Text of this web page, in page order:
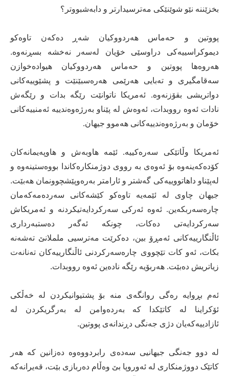
بخزێننە نێو شوێنێکی مەترسیدارتر و دابەشبووتر؟
پووتین و حەماس هەردووکیان شەڕ دەکەن تاوەکو
دیموکراسییەکی دراوسێی خۆیان لەسەر نەخشە بسڕنەوە.
هەروەها پووتین و حەماس هەردووکیان هیوادەخوازن
سەقامگیری و تەبایی هەرێمی هەرەسبێنێت و پشێوییەکانی
دواتریشی بقۆزنەوە. ئەمریکا ناتوانێت رێگە بدات و رێگەش
نادات ئەوە رووبدات، ئەوەش لە پێناو بەرژەوەندییە ئەمنییەکانی
خۆمان و بەرژەوەندییەکانی هەموو جیهان.
ئەمریکا وڵاتێکی سەرەکییە. ئێمە هاوبەش و هاوپەیمانەکان
کۆدەکەینەوە بۆ ئەوەی بە رووی دوژمنکارەکاندا بووەستینەوە و
لەپێناو داهاتووییەکی گەشتر و ئارامتر بەرەوپێشچوونمان هەبێت.
جیهان چاوی لە ئێمەیە تاوەکو کێشەکانی سەردەمەکەمان
چارەسەربکەین. ئەوە ئەرکی سەرکردایەتیکردنە و ئەمریکاش
سەرکردایەتی دەکات، چونکە ئەگەر دەستبەرداری
ئاڵنگارییەکانی ئەمڕۆ بین، دەکرێت مەترسیی ململانێ تەشەنە
بکات، ئەو کات تێچووی چارەسەرکردنی ئاڵنگارییەکان تەنانەت
زیاتریش دەبێت. هەربۆیە رێگە نادەین ئەوە رووبدات.
ئەم بڕوایە رەگی روانگەی منە بۆ پشتیوانیکردن لە خەڵکی
ئۆکراینا لە کاتێکدا کە بەردەوامن لە بەرگریکردن لە
ئازادییەکەیان دژی جەنگی دڕندانەی پووتین.
لە دوو جەنگی جیهانیی سەدەی رابردووەوە دەزانین کە هەر
کاتێک دووژمنکاری لە ئەوروپا بێ وەڵام دەربازی بێت، قەیرانەکە